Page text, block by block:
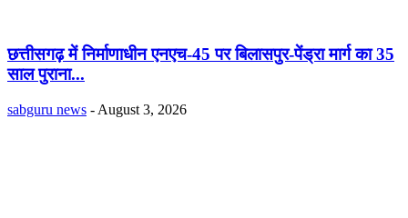
छत्तीसगढ़ में निर्माणाधीन एनएच-45 पर बिलासपुर-पेंड्रा मार्ग का 35
साल पुराना...
sabguru news - August 3, 2026